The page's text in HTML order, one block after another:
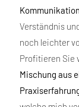
Kommunikation
Verständnis
noch leichter
Profitieren Sie
Mischung aus